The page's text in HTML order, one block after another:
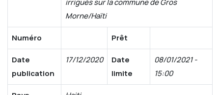
irrigués sur la commune de Gros
Morne/Haïti
Numéro Prêt
Date
publication
17/12/2020
Date
limite
08/01/2021 -
15:00